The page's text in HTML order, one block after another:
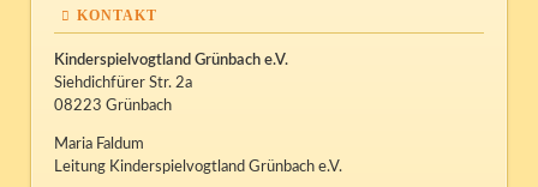
KONTAKT
Kinderspielvogtland Grünbach e.V.
Siehdichfürer Str. 2a
08223 Grünbach
Maria Faldum
Leitung Kinderspielvogtland Grünbach e.V.